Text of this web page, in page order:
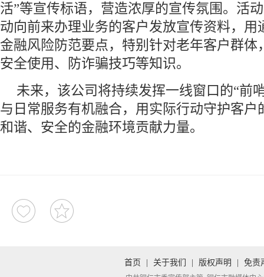
活”等宣传标语，营造浓厚的宣传氛围。活
动向前来办理业务的客户发放宣传资料，用
金融风险防范要点，特别针对老年客户群体
安全使用、防诈骗技巧等知识。
未来，该公司将持续发挥一线窗口的“前
与日常服务有机融合，用实际行动守护客户
和谐、安全的金融环境贡献力量。
首页 关于我们 版权声明 免责